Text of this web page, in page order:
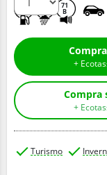
71
B
Turismo